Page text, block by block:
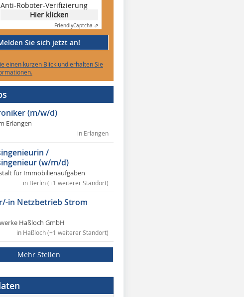
Anti-Roboter-Verifizierung
Hier klicken
FriendlyCaptcha ⇗
Sie sich jetzt an!
einen kurzen Blick und erhalten Sie
(m/w/d)
Erlangen
in Erlangen
/
(w/m/d)
für Immobilienaufgaben
in Berlin (+1 weiterer Standort)
in Netzbetrieb Strom
Haßloch GmbH
in Haßloch (+1 weiterer Standort)
Mehr Stellen